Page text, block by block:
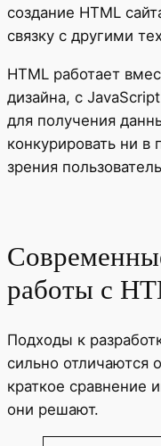
создание HTML
связку с другими
HTML работает
дизайна, с
для получения
конкурировать ни в
зрения
работы с
Подходы к
сильно отличаются
краткое сравнение
они решают.